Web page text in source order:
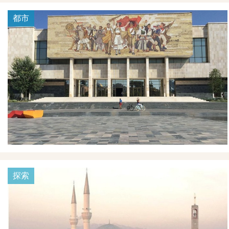
都市
探索